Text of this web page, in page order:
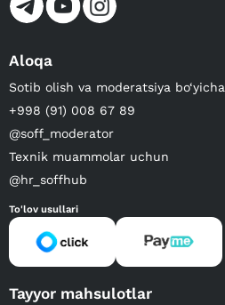
Aloqa
Sotib olish va moderatsiya bo‘yicha
+998 (91) 008 67 89
@soff_moderator
Texnik muammolar uchun
@hr_soffhub
To'lov usullari
Tayyor mahsulotlar